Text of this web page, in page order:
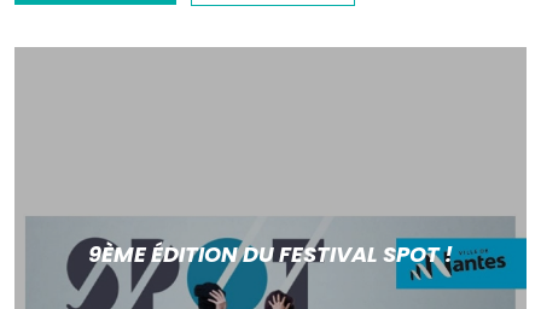
9ÈME ÉDITION DU FESTIVAL SPOT !